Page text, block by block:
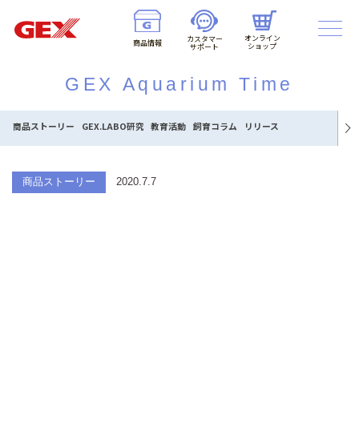
商品情報 カスタマー
サポート
オンライン
ショップ
GEX Aquarium Time
商品ストーリー GEX.LABO研究 教育活動 飼育コラム リリース
商品ストーリー 2020.7.7